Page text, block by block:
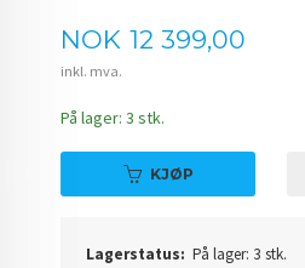
Pris
NOK 12 399,00
inkl. mva.
På lager: 3 stk.
KJØP
Lagerstatus: På lager: 3 stk.